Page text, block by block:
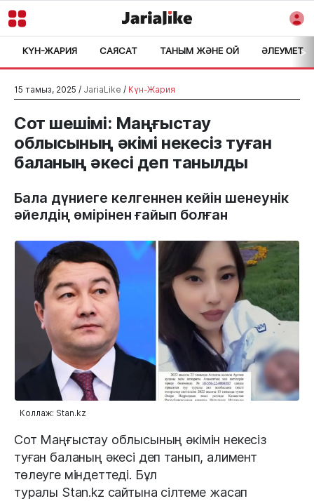
КҮН-ЖАРИЯ САЯСАТ ТАНЫМ ЖӘНЕ ОЙ ӘЛЕУМЕТ>
15 тамыз, 2025 / JariaLike / Күн-Жария
Сот шешімі: Маңғыстау
облысының әкімі некесіз туған
баланың әкесі деп танылды
Бала дүниеге келгеннен кейін шенеунік
әйелдің өмірінен ғайып болған
Коллаж: Stan.kz
Сот Маңғыстау облысының әкімін некесіз
туған баланың әкесі деп танып, алимент
төлеуге міндеттеді. Бұл
туралы Stan.kz сайтына сілтеме жасап